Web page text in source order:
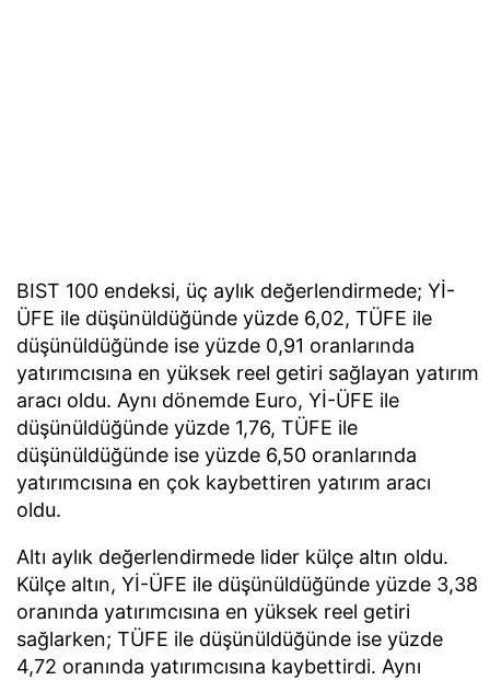
BIST 100 endeksi, üç aylık değerlendirmede; Yİ-
ÜFE ile düşünüldüğünde yüzde 6,02, TÜFE ile
düşünüldüğünde ise yüzde 0,91 oranlarında
yatırımcısına en yüksek reel getiri sağlayan yatırım
aracı oldu. Aynı dönemde Euro, Yİ-ÜFE ile
düşünüldüğünde yüzde 1,76, TÜFE ile
düşünüldüğünde ise yüzde 6,50 oranlarında
yatırımcısına en çok kaybettiren yatırım aracı
oldu.
Altı aylık değerlendirmede lider külçe altın oldu.
Külçe altın, Yİ-ÜFE ile düşünüldüğünde yüzde 3,38
oranında yatırımcısına en yüksek reel getiri
sağlarken; TÜFE ile düşünüldüğünde ise yüzde
4,72 oranında yatırımcısına kaybettirdi. Aynı